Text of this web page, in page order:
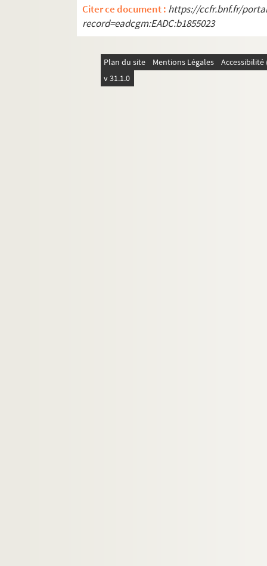
Photographies de scènes et de décors
Photographies, portraits
Inventaire des archives Tournées Baret
Citer ce document : https://ccfr.bnf.fr/
record=eadcgm:EADC:b1855023
Plan du site Mentions Légales
v 31.1.0